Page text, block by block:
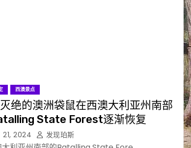
西澳景点
绝的澳洲袋鼠在西澳大利亚州南部
State Forest逐渐恢复
21, 2024 发现珀斯